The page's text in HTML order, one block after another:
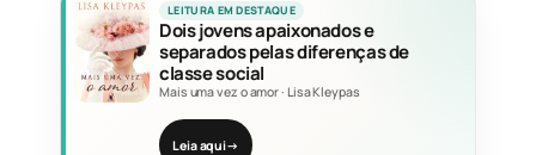
LEITURA EM DESTAQUE
Dois jovens apaixonados e
separados pelas diferenças de
classe social
Mais uma vez o amor· Lisa Kleypas
Leia aqui→